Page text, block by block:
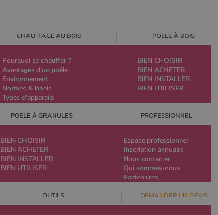
CHAUFFAGE AU BOIS POELE À BOIS
Pourquoi se chauffer ?
Avantages d'un poêle
Environnement
Normes & labels
Types d'appareils
BIEN CHOISIR
BIEN ACHETER
BIEN INSTALLER
BIEN UTILISER
POELE À GRANULÉS PROFESSIONNEL
BIEN CHOISIR
BIEN ACHETER
BIEN INSTALLER
BIEN UTILISER
Espace professionnel
Inscription annuaire
Nous contacter
Qui sommes-nous
Partenaires
OUTILS DEMANDER UN DEVIS